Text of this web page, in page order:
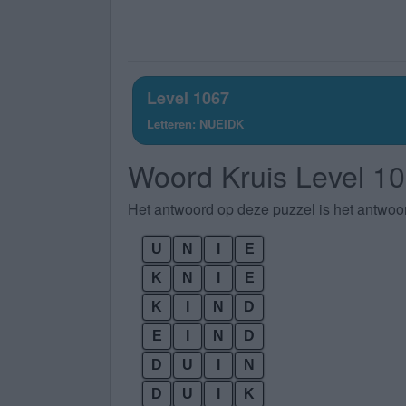
Level 1067
Letteren: NUEIDK
Woord Kruis Level
Het antwoord op deze puzzel is het
U N
E
K
N
E
K
N
D
E
N
D
D
U
N
D
U
K